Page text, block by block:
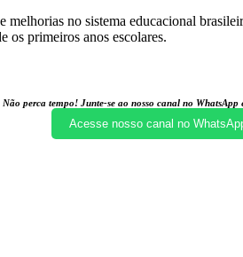
melhorias no sistema educacional
os primeiros anos escolares.
perca tempo! Junte-se ao nosso canal no
Acesse nosso canal no